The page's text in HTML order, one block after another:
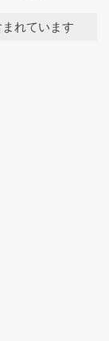
れています